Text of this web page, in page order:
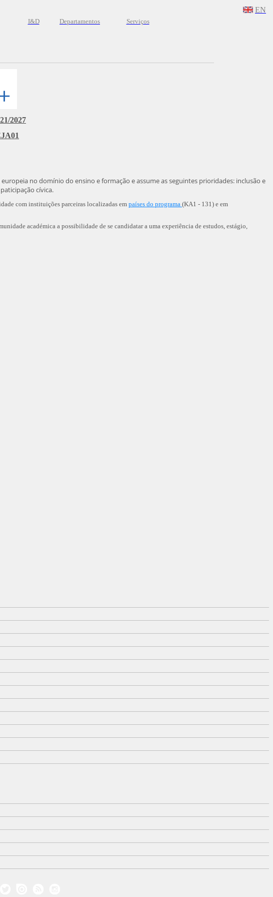
EN
I&D Departamentos Serviços
2027
no domínio do ensino e formação e assume as seguintes prioridades: inclusão e
cívica.
com instituições parceiras localizadas em países do programa (KA1 - 131) e em
académica a possibilidade de se candidatar a uma experiência de estudos, estágio,